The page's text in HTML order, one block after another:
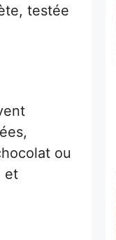
testée
ou
et